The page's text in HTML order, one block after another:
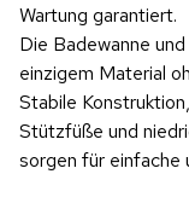
Wartung garantiert.
Die Badewanne
einzigem Material
Stabile
Stützfüße und
sorgen für einfache